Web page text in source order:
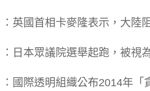
英國首相卡麥隆表示，大陸
：日本眾議院選舉起跑，被視
：國際透明組織公布2014年「